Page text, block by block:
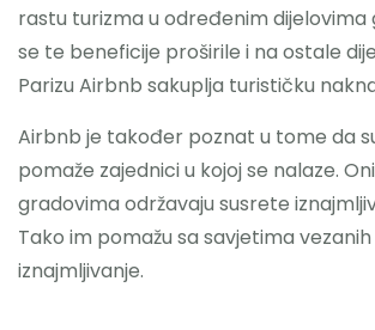
rastu turizma u određenim dijelovima
se te beneficije proširile i na ostale
Parizu Airbnb sakuplja turističku
Airbnb je također poznat u tome da
pomaže zajednici u kojoj se nalaze.
gradovima održavaju susrete
Tako im pomažu sa savjetima vezanih
iznajmljivanje.